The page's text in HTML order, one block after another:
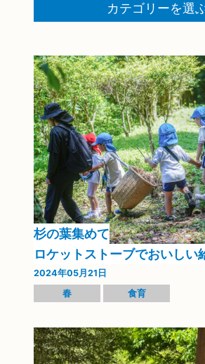
カテゴリーを選
杉の葉集めて
ロケットストーブでおいしい
2024年05月21日
春
食育